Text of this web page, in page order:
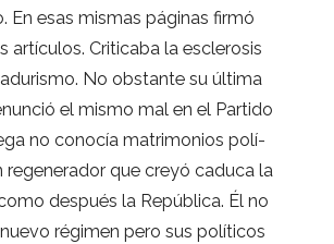
En esas mis­mas pági­nas firmó
artícu­los. Cri­ti­caba la escle­ro­sis
No obs­tante su última
el mismo mal en el Par­tido
no cono­cía matri­mo­nios polí­
rege­ne­ra­dor que creyó caduca la
des­pués la Repú­blica. Él no
régi­men pero sus polí­ti­cos